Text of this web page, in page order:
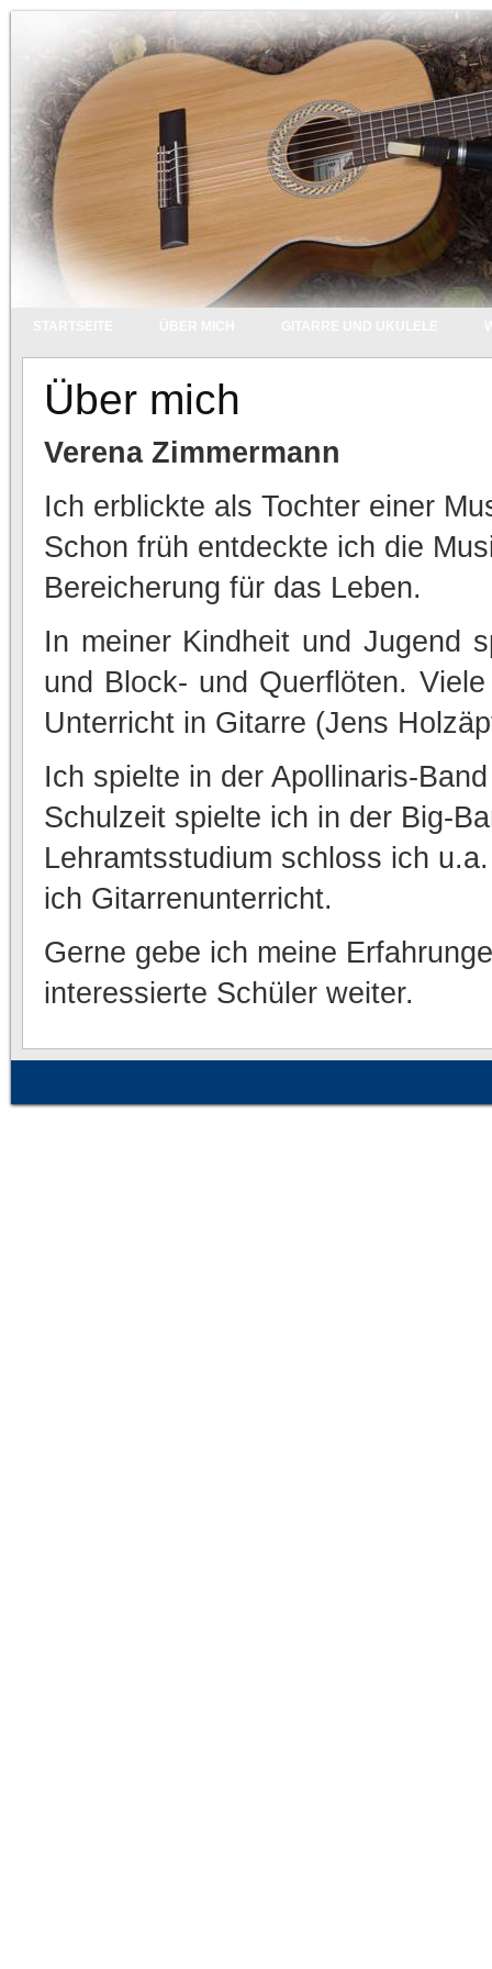
Über mich
Verena Zimmermann
Ich erblickte als Tochter einer
Schon früh entdeckte ich die
Bereicherung für das Leben.
In meiner Kindheit und Jugend
und Block- und Querflöten.
Unterricht in Gitarre (Jens
Ich spielte in der Apollinaris-
Schulzeit spielte ich in der Big-
Lehramtsstudium schloss ich
ich Gitarrenunterricht.
Gerne gebe ich meine
interessierte Schüler weiter.